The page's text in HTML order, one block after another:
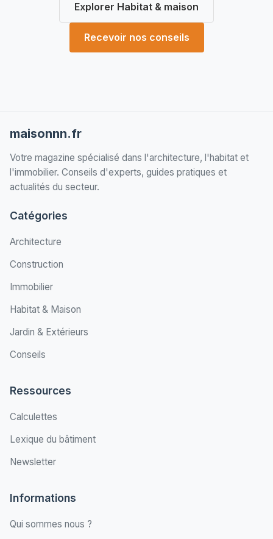
Explorer Habitat & maison
Recevoir nos conseils
maisonnn.fr
Votre magazine spécialisé dans l'architecture, l'habitat et
l'immobilier. Conseils d'experts, guides pratiques et
actualités du secteur.
Catégories
Architecture
Construction
Immobilier
Habitat & Maison
Jardin & Extérieurs
Conseils
Ressources
Calculettes
Lexique du bâtiment
Newsletter
Informations
Qui sommes nous ?